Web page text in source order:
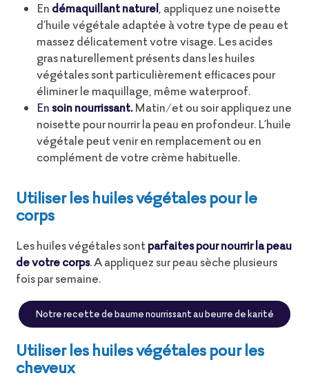
En démaquillant naturel, appliquez une noisette
d’huile végétale adaptée à votre type de peau et
massez délicatement votre visage. Les acides
gras naturellement présents dans les huiles
végétales sont particulièrement efficaces pour
éliminer le maquillage, même waterproof.
En soin nourrissant.Matin/et ou soir appliquez une
noisette pour nourrir la peau en profondeur. L’huile
végétale peut venir en remplacement ou en
complément de votre crème habituelle.
Utiliser les huiles végétales pour le
corps
Les huiles végétales sontparfaites pour nourrir la peau
de votre corps. A appliquez sur peau sèche plusieurs
fois par semaine.
Notre recette de baume nourrissant au beurre de karité
Utiliser les huiles végétales pour les
cheveux